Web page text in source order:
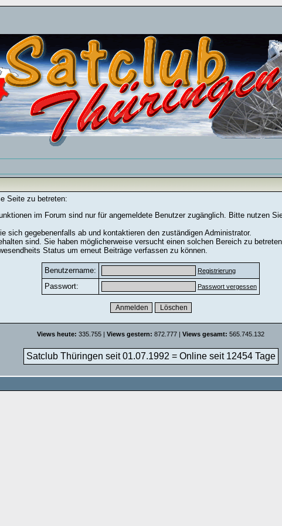
Seite zu betreten:
im Forum sind nur für angemeldete Benutzer zugänglich. Bitte nutzen
sich gegebenenfalls ab und kontaktieren den zuständigen Administrator.
sind. Sie haben möglicherweise versucht einen solchen Bereich zu
Status um erneut Beiträge verfassen zu können.
Benutzername: Registrierung
Passwort: Passwort vergessen
Views heute: 335.755 | Views gestern: 872.777 | Views gesamt: 565.745.132
Satclub Thüringen seit 01.07.1992 = Online seit 12454 Tage